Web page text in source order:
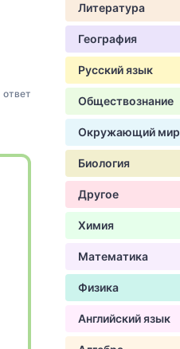
ответ
Литература
География
Русский язык
Обществознание
Окружающий мир
Биология
Другое
Химия
Математика
Физика
Английский язык